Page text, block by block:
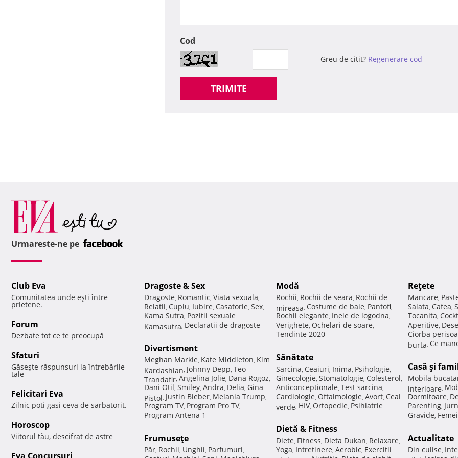
Cod
Greu de citit? Regenerare cod
TRIMITE
Urmareste-ne pe
Club Eva
Comunitatea unde eşti între
prietene.
Forum
Dezbate tot ce te preocupă
Sfaturi
Găseşte răspunsuri la întrebările
tale
Felicitari Eva
Zilnic poti gasi ceva de sarbatorit.
Horoscop
Viitorul tău, descifrat de astre
Dragoste & Sex
Dragoste, Romantic, Viata sexuala,
Relatii, Cuplu, Iubire, Casatorie, Sex,
Kama Sutra, Pozitii sexuale
Kamasutra, Declaratii de dragoste
Divertisment
Meghan Markle, Kate Middleton, Kim
Kardashian, Johnny Depp, Teo
Trandafir, Angelina Jolie, Dana Rogoz,
Dani Otil, Smiley, Andra, Delia, Gina
Pistol, Justin Bieber, Melania Trump,
Program TV, Program Pro TV,
Program Antena 1
Frumuseţe
Păr, Rochii, Unghii, Parfumuri,
Modă
Rochii, Rochii de seara, Rochii de
mireasa, Costume de baie, Pantofi,
Rochii elegante, Inele de logodna,
Verighete, Ochelari de soare,
Tendinte 2020
Sănătate
Sarcina, Ceaiuri, Inima, Psihologie,
Ginecologie, Stomatologie, Colesterol,
Anticonceptionale, Test sarcina,
Cardiologie, Oftalmologie, Avort, Ceai
verde, HIV, Ortopedie, Psihiatrie
Dietă & Fitness
Diete, Fitness, Dieta Dukan, Relaxare,
Yoga, Intretinere, Aerobic, Exercitii
Reţete
Mancare,
Salata, Cafea,
Tocanita,
Aperitive,
Ciorba
burta, Ce
Casă şi
Mobila
interioare,
Dormitoare,
Parenting,
Gravide,
Actualitate
Din culise,